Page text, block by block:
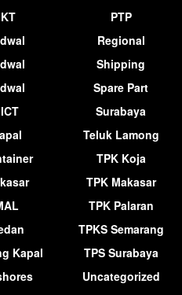
Kapal
PTP
Regional
Shipping
Spare Part
Surabaya
Teluk Lamong
TPK Koja
TPK Makasar
TPK Palaran
TPKS Semarang
TPS Surabaya
Uncategorized